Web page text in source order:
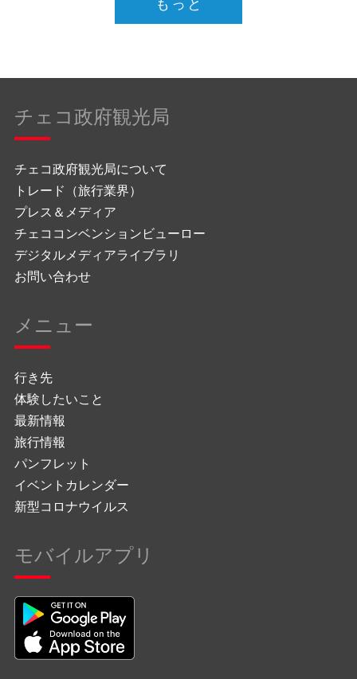
チェコ政府観光局
チェコ政府観光局について
トレード（旅行業界）
プレス＆メディア
チェココンベンションビューロー
デジタルメディアライブラリ
お問い合わせ
メニュー
行き先
体験したいこと
最新情報
旅行情報
パンフレット
イベントカレンダー
新型コロナウイルス
モバイルアプリ